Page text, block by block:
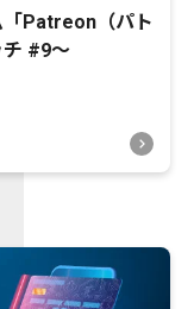
「Patreon（パト
チ #9〜